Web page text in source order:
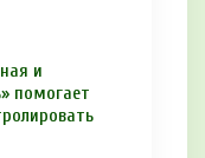
и
помогает